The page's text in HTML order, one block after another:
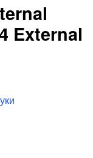
External